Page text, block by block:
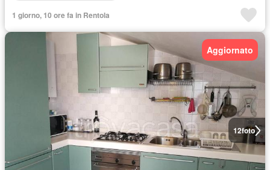
1 giorno, 10 ore fa in Rentola
12foto
Aggiornato